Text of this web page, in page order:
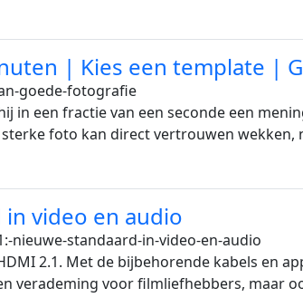
| Kies een template |
goede-fotografie
in een fractie van een seconde een
foto kan direct vertrouwen
video en audio
nieuwe-standaard-in-video-en-audio
2.1. Met de bijbehorende kabels en
verademing voor filmliefhebbers, maar